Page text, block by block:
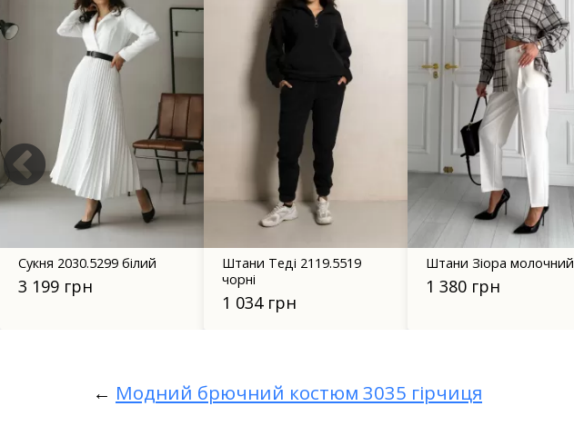
Сукня 2030.5299 білий
3 199 грн
Штани Теді 2119.5519
чорні
1 034 грн
Штани Зіора молочний
1 380 грн
← Модний брючний костюм 3035 гірчиця